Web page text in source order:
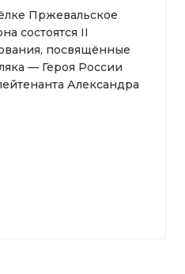
Пржевальское
состоятся II
посвящённые
— Героя России
Александра